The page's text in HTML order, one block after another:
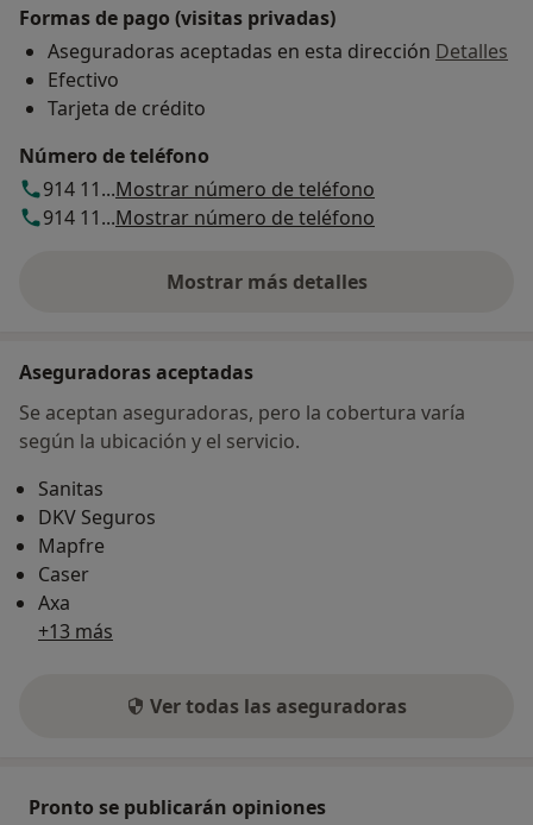
Formas de pago (visitas privadas)
Aseguradoras aceptadas en esta dirección Detalles
Efectivo
Tarjeta de crédito
Número de teléfono
914 11...Mostrar número de teléfono
914 11...Mostrar número de teléfono
Mostrar más detalles
sobre la dirección
Aseguradoras aceptadas
Se aceptan aseguradoras, pero la cobertura varía
según la ubicación y el servicio.
Sanitas
DKV Seguros
Mapfre
Caser
Axa
+13 más
Ver todas las aseguradoras
Pronto se publicarán opiniones